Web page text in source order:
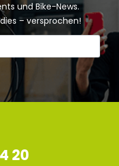
und Bike-News.
– versprochen!
20